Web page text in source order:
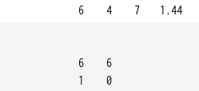
6
4
7
1.44
6
1
6
0